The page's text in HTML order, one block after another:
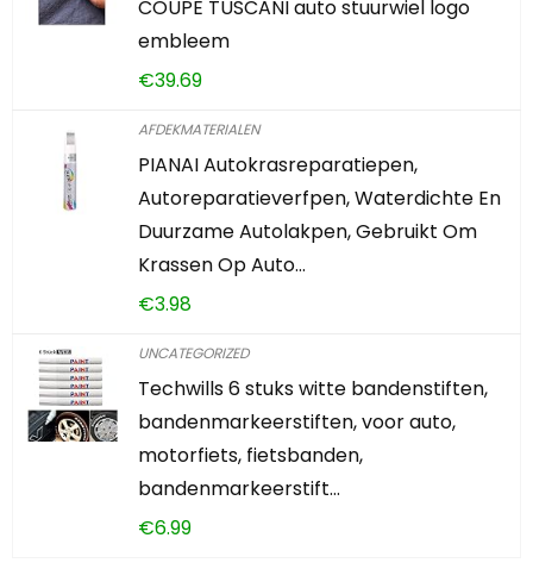
COUPE TUSCANI auto stuurwiel logo
embleem
€39.69
AFDEKMATERIALEN
PIANAI Autokrasreparatiepen,
Autoreparatieverfpen, Waterdichte En
Duurzame Autolakpen, Gebruikt Om
Krassen Op Auto…
€3.98
UNCATEGORIZED
Techwills 6 stuks witte bandenstiften,
bandenmarkeerstiften, voor auto,
motorfiets, fietsbanden,
bandenmarkeerstift…
€6.99